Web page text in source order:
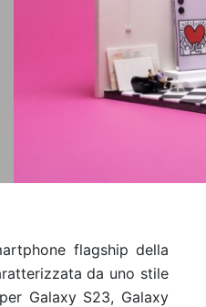
flagship della
da uno stile
Galaxy S23, Galaxy